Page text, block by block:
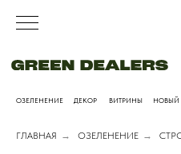
ОЗЕЛЕНЕНИЕ ДЕКОР ВИТРИНЫ НОВЫЙ
ГЛАВНАЯ → ОЗЕЛЕНЕНИЕ →